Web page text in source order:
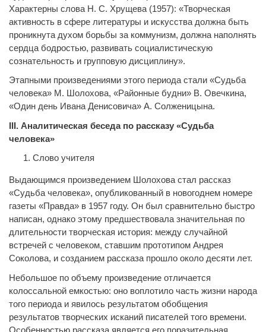
Характерны слова Н. С. Хрущева (1957): «Творческая
активность в сфере литературы и искусства должна быть
проникнута духом борьбы за коммунизм, должна наполнять
сердца бодростью, развивать социалистическую
сознательность и групповую дисциплину».
Этапными произведениями этого периода стали «Судьба
человека» М. Шолохова, «Районные будни» В. Овечкина,
«Один день Ивана Денисовича» А. Солженицына.
III. Аналитическая беседа по рассказу «Судьба
человека»
Слово учителя
Выдающимся произведением Шолохова стал рассказ
«Судьба человека», опубликованный в новогоднем номере
газеты «Правда» в 1957 году. Он был сравнительно быстро
написан, однако этому предшествовала значительная по
длительности творческая история: между случайной
встречей с человеком, ставшим прототипом Андрея
Соколова, и созданием рассказа прошло около десяти лет.
Небольшое по объему произведение отличается
колоссальной емкостью: оно воплотило часть жизни народа
того периода и явилось результатом обобщения
результатов творческих исканий писателей того времени.
Особенностью рассказа является его поразительная